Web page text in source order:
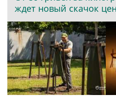
ждет новый скачок